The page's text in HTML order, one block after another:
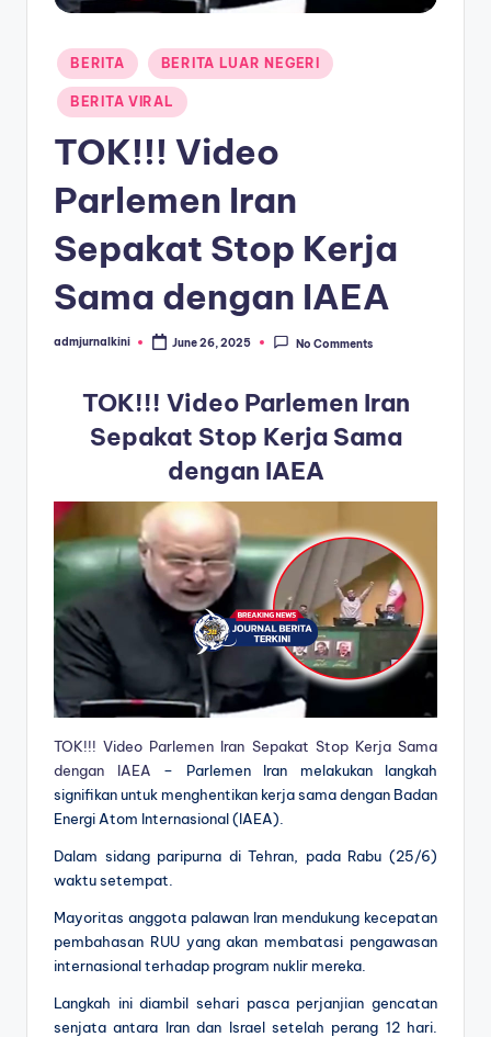
Posted
in
BERITA BERITA LUAR NEGERI
BERITA VIRAL
TOK!!! Video
Parlemen Iran
Sepakat Stop Kerja
Sama dengan IAEA
Posted
admjurnalkini June 26, 2025 No Comments
TOK!!! Video Parlemen Iran
Sepakat Stop Kerja Sama
dengan IAEA
TOK!!! Video Parlemen Iran Sepakat Stop Kerja Sama
dengan IAEA – Parlemen Iran melakukan langkah
signifikan untuk menghentikan kerja sama dengan Badan
Energi Atom Internasional (IAEA).
Dalam sidang paripurna di Tehran, pada Rabu (25/6)
waktu setempat.
Mayoritas anggota palawan Iran mendukung kecepatan
pembahasan RUU yang akan membatasi pengawasan
internasional terhadap program nuklir mereka.
Langkah ini diambil sehari pasca perjanjian gencatan
senjata antara Iran dan Israel setelah perang 12 hari.